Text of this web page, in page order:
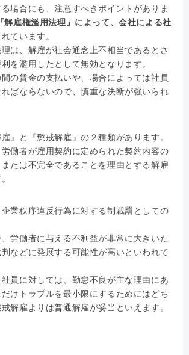
場合にも、注意すべきポイントがありま
『解雇権濫用法理』によって、会社による社
れています。
は、解雇が社会通念上不相当であるとさ
を濫用したとして無効となります。
の賃金の支払いや、場合によっては社員
ばならないので、慎重な決断が強いられ
』と『懲戒解雇』の２種類があります。
労働者が雇用契約に定められた契約内容の
たは不完全であることを理由とする解雇
企業秩序違反行為に対する制裁罰としての
労働者に与える不利益が非常に大きいた
などに発展する可能性が高いといわれて
員に対しては、勤怠不良が主な理由にあ
けトラブルを最小限にするためにはどち
解雇よりは普通解雇が妥当といえます。